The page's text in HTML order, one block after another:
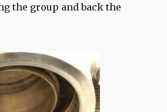
the group and back the